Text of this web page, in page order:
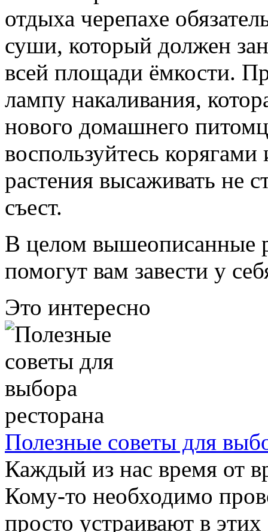
отдыха черепахе
суши, который должен
всей площади ёмкости.
лампу накаливания,
нового домашнего
воспользуйтесь
растения высаживать не
съест.
В целом вышеописанные
помогут вам завести у
Это интересно
Полезные советы для
Каждый из нас время от
Кому-то необходимо
просто устраивают в